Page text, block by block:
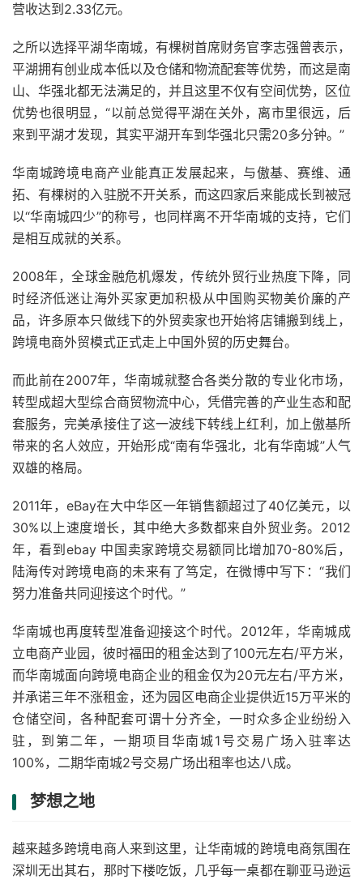
营收达到2.33亿元。
之所以选择平湖华南城，有棵树首席财务官李志强曾表示，
平湖拥有创业成本低以及仓储和物流配套等优势，而这是南
山、华强北都无法满足的，并且这里不仅有空间优势，区位
优势也很明显，“以前总觉得平湖在关外，离市里很远，后
来到平湖才发现，其实平湖开车到华强北只需20多分钟。”
华南城跨境电商产业能真正发展起来，与傲基、赛维、通
拓、有棵树的入驻脱不开关系，而这四家后来能成长到被冠
以“华南城四少”的称号，也同样离不开华南城的支持，它们
是相互成就的关系。
2008年，全球金融危机爆发，传统外贸行业热度下降，同
时经济低迷让海外买家更加积极从中国购买物美价廉的产
品，许多原本只做线下的外贸卖家也开始将店铺搬到线上，
跨境电商外贸模式正式走上中国外贸的历史舞台。
而此前在2007年，华南城就整合各类分散的专业化市场，
转型成超大型综合商贸物流中心，凭借完善的产业生态和配
套服务，完美承接住了这一波线下转线上红利，加上傲基所
带来的名人效应，开始形成“南有华强北，北有华南城”人气
双雄的格局。
2011年，eBay在大中华区一年销售额超过了40亿美元，以
30%以上速度增长，其中绝大多数都来自外贸业务。2012
年，看到ebay 中国卖家跨境交易额同比增加70-80%后，
陆海传对跨境电商的未来有了笃定，在微博中写下：“我们
努力准备共同迎接这个时代。”
华南城也再度转型准备迎接这个时代。2012年，华南城成
立电商产业园，彼时福田的租金达到了100元左右/平方米，
而华南城面向跨境电商企业的租金仅为20元左右/平方米，
并承诺三年不涨租金，还为园区电商企业提供近15万平米的
仓储空间，各种配套可谓十分齐全，一时众多企业纷纷入
驻，到第二年，一期项目华南城1号交易广场入驻率达
100%，二期华南城2号交易广场出租率也达八成。
梦想之地
越来越多跨境电商人来到这里，让华南城的跨境电商氛围在
深圳无出其右，那时下楼吃饭，几乎每一桌都在聊亚马逊运